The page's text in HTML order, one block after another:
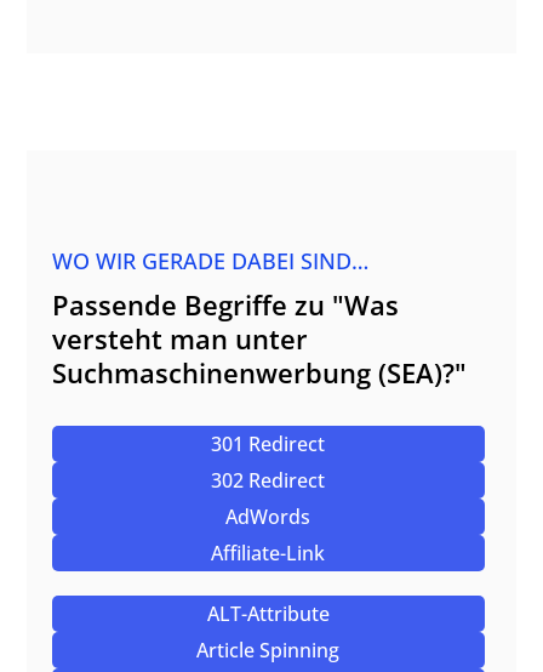
WO WIR GERADE DABEI SIND…
Passende Begriffe zu "Was
versteht man unter
Suchmaschinenwerbung (SEA)?"
301 Redirect
302 Redirect
AdWords
Affiliate-Link
ALT-Attribute
Article Spinning